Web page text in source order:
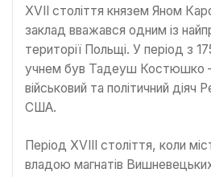
XVІІ століття князем Яном
заклад вважався одним із
території Польщі. У період з
учнем був Тадеуш Костюшко –
військовий та політичний діяч
США.
Період XVІІІ століття, коли
владою магнатів